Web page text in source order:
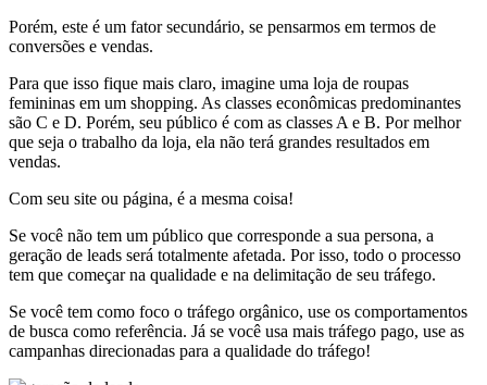
Porém, este é um fator secundário, se pensarmos em termos de
conversões e vendas.
Para que isso fique mais claro, imagine uma loja de roupas
femininas em um shopping. As classes econômicas predominantes
são C e D. Porém, seu público é com as classes A e B. Por melhor
que seja o trabalho da loja, ela não terá grandes resultados em
vendas.
Com seu site ou página, é a mesma coisa!
Se você não tem um público que corresponde a sua persona, a
geração de leads será totalmente afetada. Por isso, todo o processo
tem que começar na qualidade e na delimitação de seu tráfego.
Se você tem como foco o tráfego orgânico, use os comportamentos
de busca como referência. Já se você usa mais tráfego pago, use as
campanhas direcionadas para a qualidade do tráfego!